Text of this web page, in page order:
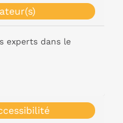
experts dans le